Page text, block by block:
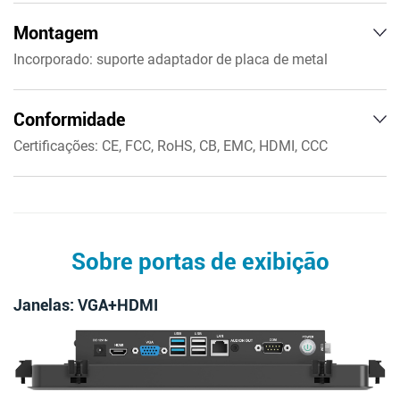
condensação)
Montagem
Incorporado: suporte adaptador de placa de metal
Suporte de parede:VESA 75x75/100x100mm
Desktop: suporte de montagem VESA
Conformidade
Certificações: CE, FCC, RoHS, CB, EMC, HDMI, CCC
Padrões: IP65 à prova d'água/à prova de poeira, IK06 à
Sobre portas de exibição
Janelas: VGA+HDMI